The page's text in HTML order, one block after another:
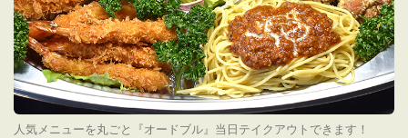
人気メニューを丸ごと『オードブル』当日テイクアウトできます！